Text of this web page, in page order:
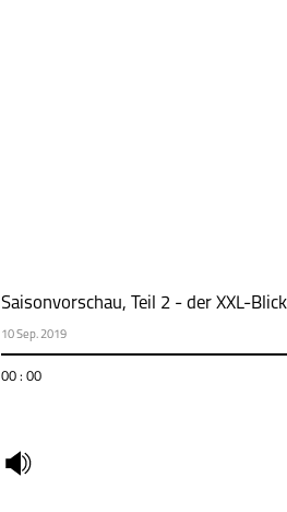
Saisonvorschau, Teil 2 - der XXL-
10 Sep. 2019
00 : 00